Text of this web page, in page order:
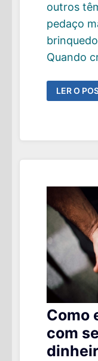
outros
pedaço
Quando
RICOS:
POR
QUE
MAIORIA
SER
LER O
Como
com